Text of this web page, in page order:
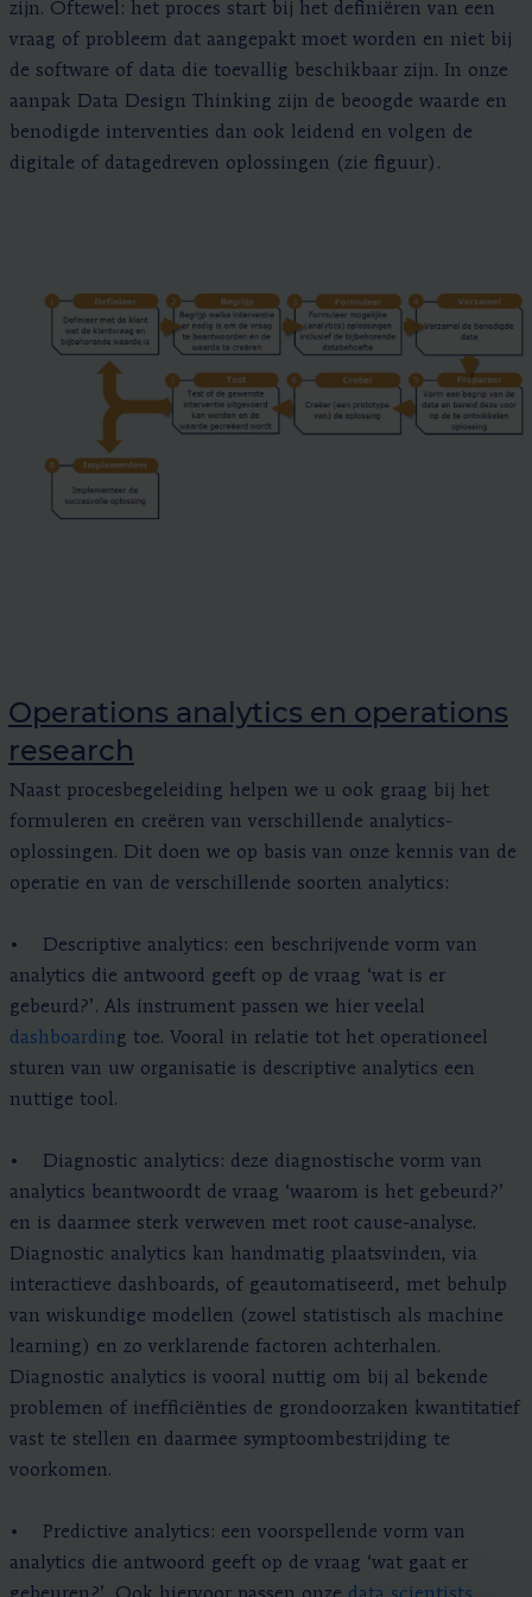
zijn. Oftewel: het proces start bij het definiëren van een
vraag of probleem dat aangepakt moet worden en niet bij
de software of data die toevallig beschikbaar zijn. In onze
aanpak Data Design Thinking zijn de beoogde waarde en
benodigde interventies dan ook leidend en volgen de
digitale of datagedreven oplossingen (zie figuur).
Operations analytics en operations
research
Naast procesbegeleiding helpen we u ook graag bij het
formuleren en creëren van verschillende analytics-
oplossingen. Dit doen we op basis van onze kennis van de
operatie en van de verschillende soorten analytics:
• Descriptive analytics: een beschrijvende vorm van
analytics die antwoord geeft op de vraag ‘wat is er
gebeurd?’. Als instrument passen we hier veelal
dashboarding toe. Vooral in relatie tot het operationeel
sturen van uw organisatie is descriptive analytics een
nuttige tool.
• Diagnostic analytics: deze diagnostische vorm van
analytics beantwoordt de vraag ‘waarom is het gebeurd?’
en is daarmee sterk verweven met root cause-analyse.
Diagnostic analytics kan handmatig plaatsvinden, via
interactieve dashboards, of geautomatiseerd, met behulp
van wiskundige modellen (zowel statistisch als machine
learning) en zo verklarende factoren achterhalen.
Diagnostic analytics is vooral nuttig om bij al bekende
problemen of inefficiënties de grondoorzaken kwantitatief
vast te stellen en daarmee symptoombestrijding te
voorkomen.
• Predictive analytics: een voorspellende vorm van
analytics die antwoord geeft op de vraag ‘wat gaat er